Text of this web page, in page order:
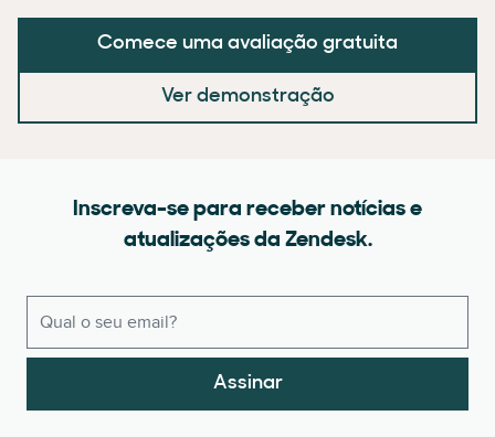
Comece uma avaliação gratuita
Ver demonstração
Inscreva-se para receber notícias e
atualizações da Zendesk.
Assinar